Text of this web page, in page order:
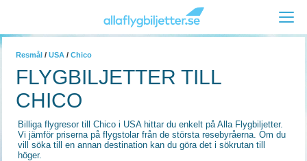
Resmål / USA / Chico
FLYGBILJETTER TILL
CHICO
Billiga flygresor till Chico i USA hittar du enkelt på Alla Flygbiljetter.
Vi jämför priserna på flygstolar från de största resebyråerna. Om du
vill söka till en annan destination kan du göra det i sökrutan till
höger.